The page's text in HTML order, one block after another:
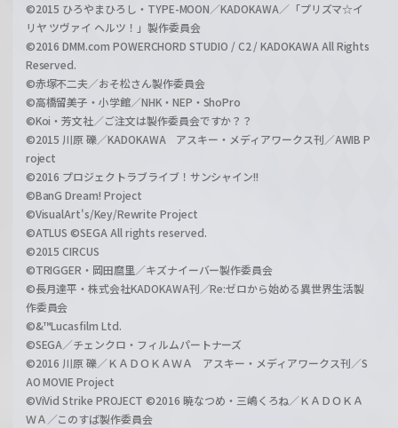
©2015 ひろやまひろし・TYPE-MOON／KADOKAWA／「プリズマ☆イ
リヤ ツヴァイ ヘルツ！」製作委員会
©2016 DMM.com POWERCHORD STUDIO / C2 / KADOKAWA All Rights
Reserved.
©赤塚不二夫／おそ松さん製作委員会
©高橋留美子・小学館／NHK・NEP・ShoPro
©Koi・芳文社／ご注文は製作委員会ですか？？
©2015 川原 礫／KADOKAWA アスキー・メディアワークス刊／AWIB P
roject
©2016 プロジェクトラブライブ！サンシャイン!!
©BanG Dream! Project
©VisualArt's/Key/Rewrite Project
©ATLUS ©SEGA All rights reserved.
©2015 CIRCUS
©TRIGGER・岡田麿里／キズナイーバー製作委員会
©長月達平・株式会社KADOKAWA刊／Re:ゼロから始める異世界生活製
作委員会
©&™Lucasfilm Ltd.
©SEGA／チェンクロ・フィルムパートナーズ
©2016 川原 礫／ＫＡＤＯＫＡＷＡ アスキー・メディアワークス刊／S
AO MOVIE Project
©ViVid Strike PROJECT ©2016 暁なつめ・三嶋くろね／ＫＡＤＯＫＡ
ＷＡ／このすば製作委員会